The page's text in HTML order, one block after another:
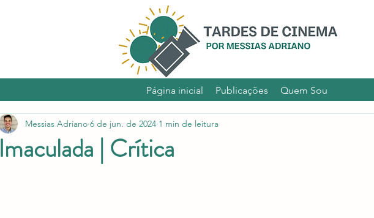
Página inicial Publicações Quem Sou
Imaculada | Crítica
Messias Adriano 6 de jun. de 2024 1 min de leitura